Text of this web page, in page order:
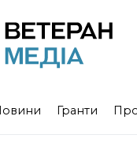
Гранти